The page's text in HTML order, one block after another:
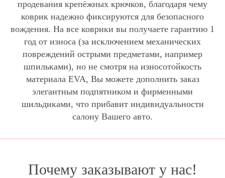
продевания крепёжных крючков, благодаря чему
коврик надежно фиксируются для безопасного
вождения. На все коврики вы получаете гарантию 1
год от износа (за исключением механических
повреждений острыми предметами, например
шпильками), но не смотря на износотойкость
материала EVA, Вы можете дополнить заказ
элегантным подпятником и фирменными
шильдиками, что прибавит индивидуальности
салону Вашего авто.
Почему заказывают у нас!